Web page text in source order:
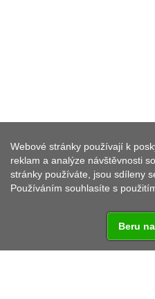
Webové stránky používají k
reklam a analýze návštěvnosti
stránky používáte, jsou sdíleny
Používáním souhlasíte s
Beru